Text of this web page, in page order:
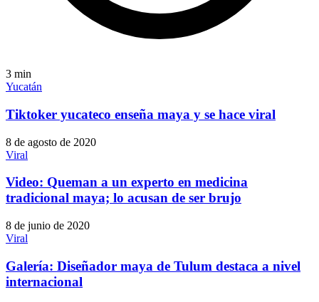
3 min
Yucatán
Tiktoker yucateco enseña maya y se hace viral
8 de agosto de 2020
Viral
Video: Queman a un experto en medicina
tradicional maya; lo acusan de ser brujo
8 de junio de 2020
Viral
Galería: Diseñador maya de Tulum destaca a nivel
internacional